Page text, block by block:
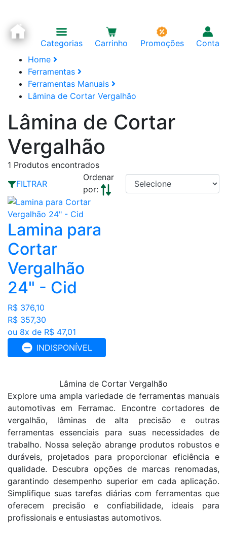
Categorias Carrinho Promoções
Conta
Home
Ferramentas
Ferramentas Manuais
Lâmina de Cortar Vergalhão
Lâmina de Cortar
Vergalhão
1 Produtos encontrados
FILTRAR
Ordenar
por:
Lamina para
Cortar
Vergalhão
24" - Cid
R$ 376,10
R$ 357,30
ou 8x de R$ 47,01
INDISPONÍVEL
Lâmina de Cortar Vergalhão
Explore uma ampla variedade de ferramentas manuais
automotivas em Ferramac. Encontre cortadores de
vergalhão, lâminas de alta precisão e outras
ferramentas essenciais para suas necessidades de
trabalho. Nossa seleção abrange produtos robustos e
duráveis, projetados para proporcionar eficiência e
qualidade. Descubra opções de marcas renomadas,
garantindo desempenho superior em cada aplicação.
Simplifique suas tarefas diárias com ferramentas que
oferecem precisão e confiabilidade, ideais para
profissionais e entusiastas automotivos.